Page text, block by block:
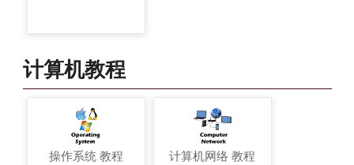
计算机教程
操作系统 教程 计算机网络 教程